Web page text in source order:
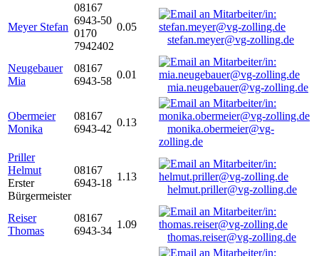
Meyer Stefan
08167
6943-50
0170
7942402
0.05
stefan.meyer@vg-zolling.de
Neugebauer
Mia
08167
6943-58
0.01
mia.neugebauer@vg-zolling.de
Obermeier
Monika
08167
6943-42
0.13
monika.obermeier@vg-
zolling.de
Priller
Helmut
Erster
Bürgermeister
08167
6943-18
1.13
helmut.priller@vg-zolling.de
Reiser
Thomas
08167
6943-34
1.09
thomas.reiser@vg-zolling.de